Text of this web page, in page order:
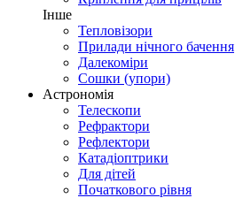
Інше
Тепловізори
Прилади нічного бачення
Далекоміри
Сошки (упори)
Астрономія
Телескопи
Рефрактори
Рефлектори
Катадіоптрики
Для дітей
Початкового рівня